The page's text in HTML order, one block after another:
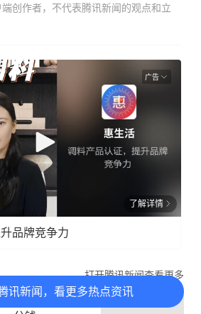
创作者，不代表腾讯新闻的观点和立
讯新闻，看更多热点资讯
广告
了解详情
品牌竞争力
打开腾讯新闻查看更多
：就是禽兽，